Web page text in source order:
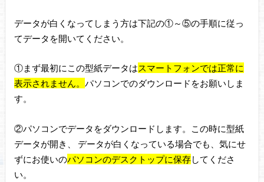
データが白くなってしまう方は下記の①～⑤の手順に従っ
てデータを開いてください。
①まず最初にこの型紙データはスマートフォンでは正常に
表示されません。 パソコンでのダウンロードをお願いしま
す。
②パソコンでデータをダウンロードします。この時に型紙
データが開き、 データが白くなっている場合でも、気にせ
ずにお使いのパソコンのデスクトップに保存してくださ
い。